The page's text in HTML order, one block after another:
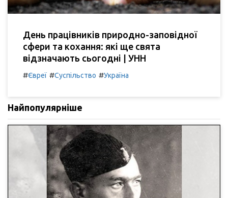
День працівників природно-заповідної
сфери та кохання: які ще свята
відзначають сьогодні | УНН
#Євреї #Суспільство #Україна
Найпопулярніше